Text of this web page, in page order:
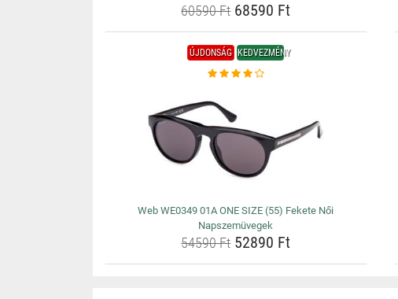
60590 Ft68590 Ft
ÚJDONSÁG KEDVEZMÉNY
Web WE0349 01A ONE SIZE (55) Fekete Női
Napszemüvegek
54590 Ft52890 Ft